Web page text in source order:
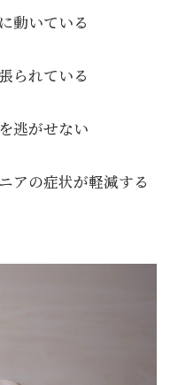
動いている
られている
逃がせない
アの症状が軽減する